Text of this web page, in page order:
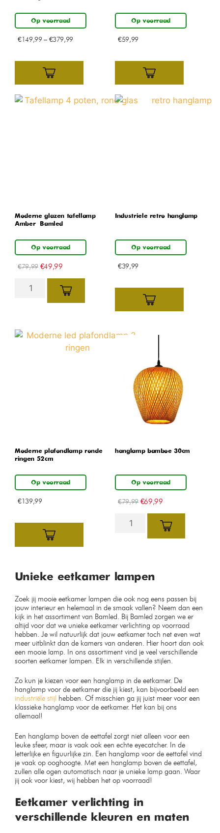
Op voorraad
€149,99– €379,99
Op voorraad
€59,99
Moderne glazen tafellamp –
Amber – Bamled
Op voorraad
€79,99 €49,99
Industriele retro hanglamp
Op voorraad
€39,99
Moderne plafondlamp ronde
ringen 52cm
Op voorraad
€139,99
hanglamp bamboe 30cm
Op voorraad
€79,99 €69,99
Unieke eetkamer lampen
Zoek jij mooie eetkamer lampen die ook nog eens passen bij
jouw interieur en helemaal in de smaak vallen? Neem dan een
kijk in het assortiment van Bamled. Bij Bamled zorgen we er
altijd voor dat we unieke eetkamer verlichting op voorraad
hebben. Je wil natuurlijk dat jouw eetkamer toch net even wat
meer uitblinkt dan de kamers van anderen. Hier hoort dan ook
een mooie lamp. In ons assortiment vind je veel verschillende
soorten eetkamer lampen. Elk in verschillende stijlen.
Zo kun je kiezen voor een hanglamp in de eetkamer. De
hanglamp voor de eetkamer die jij kiest, kan bijvoorbeeld een
industriële stijl hebben. Of misschien ga jij juist meer voor een
klassieke hanglamp voor de eetkamer. Het kan bij ons
allemaal!
Een hanglamp boven de eettafel zorgt niet alleen voor een
leuke sfeer, maar is vaak ook een echte eyecatcher. In de
letterlijke en figuurlijke zin. Een hanglamp voor de eettafel vind
je vaak op ooghoogte. Met een hanglamp boven de eettafel,
zullen alle ogen automatisch naar je unieke lamp gaan. Waar
jij ook voor kiest, wij hebben het op voorraad!
Eetkamer verlichting in
verschillende kleuren en maten